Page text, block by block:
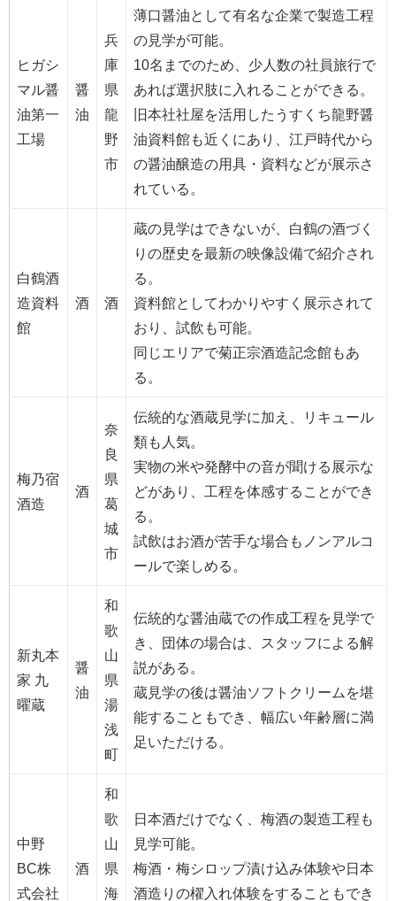
ヒガシ
マル醤
油第一
工場
醤
油
兵
庫
県
龍
野
市
薄口醤油として有名な企業で製造工程
の見学が可能。
10名までのため、少人数の社員旅行で
あれば選択肢に入れることができる。
旧本社社屋を活用したうすくち龍野醤
油資料館も近くにあり、江戸時代から
の醤油醸造の用具・資料などが展示さ
れている。
白鶴酒
造資料
館
酒 酒
蔵の見学はできないが、白鶴の酒づく
りの歴史を最新の映像設備で紹介され
る。
資料館としてわかりやすく展示されて
おり、試飲も可能。
同じエリアで菊正宗酒造記念館もあ
る。
梅乃宿
酒造
酒
奈
良
県
葛
城
市
伝統的な酒蔵見学に加え、リキュール
類も人気。
実物の米や発酵中の音が聞ける展示な
どがあり、工程を体感することができ
る。
試飲はお酒が苦手な場合もノンアルコ
ールで楽しめる。
新丸本
家 九
曜蔵
醤
油
和
歌
山
県
湯
浅
町
伝統的な醤油蔵での作成工程を見学で
き、団体の場合は、スタッフによる解
説がある。
蔵見学の後は醤油ソフトクリームを堪
能することもでき、幅広い年齢層に満
足いただける。
中野
BC株
式会社
酒
和
歌
山
県
海
日本酒だけでなく、梅酒の製造工程も
見学可能。
梅酒・梅シロップ漬け込み体験や日本
酒造りの櫂入れ体験をすることもでき